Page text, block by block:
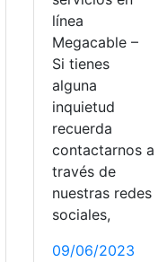
línea
Megacable –
Si tienes
alguna
inquietud
recuerda
contactarnos a
través de
nuestras redes
sociales,
09/06/2023